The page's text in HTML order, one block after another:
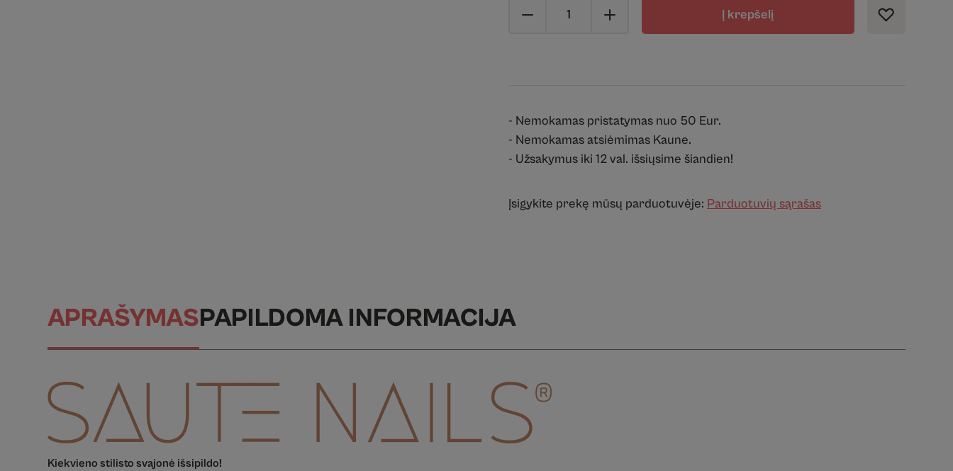
Į krepšelį
- Nemokamas pristatymas nuo 50 Eur.
- Nemokamas atsiėmimas Kaune.
- Užsakymus iki 12 val. išsiųsime šiandien!
Įsigykite prekę mūsų parduotuvėje: Parduotuvių sąrašas
APRAŠYMASPAPILDOMA INFORMACIJA
Kiekvieno stilisto svajonė išsipildo!